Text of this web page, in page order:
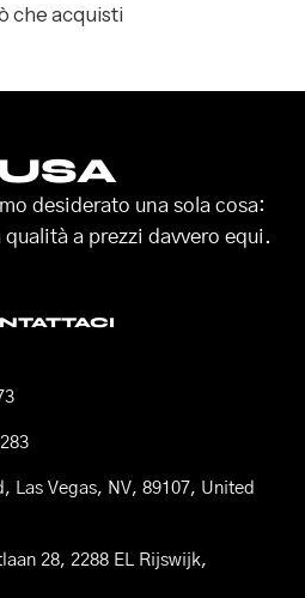
che acquisti
desiderato una sola cosa:
a prezzi davvero equi.
Las Vegas, NV, 89107, United
28, 2288 EL Rijswijk,